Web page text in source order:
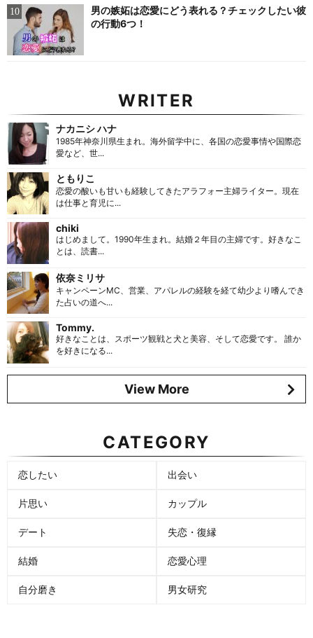
男の嫉妬は恋愛にどう表れる？チェックしたい彼
の行動6つ！
WRITER
ナカニシ ハナ
1985年神奈川県生まれ。海外留学中に、各国の恋愛事情や国際恋
愛など、世...
ともりこ
恋愛の酸いも甘いも経験してきたアラフォー主婦ライター。現在
は仕事と育児に...
chiki
はじめまして。1990年生まれ。結婚２年目の主婦です。好きなこ
とは、読書...
依奈ミリサ
キャンペーンMC、営業、アパレルの経験を経て幼少より嗜んでき
た占いの道へ...
Tommy.
好きなことは、スポーツ観戦と犬と美容、そして恋愛です。 誰か
を好きになる...
View More
CATEGORY
恋したい 出会い
片思い カップル
デート 失恋・復縁
結婚 恋愛心理
自分磨き 男女研究